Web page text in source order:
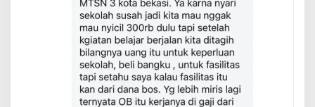
a
t
a
s
V
i
r
a